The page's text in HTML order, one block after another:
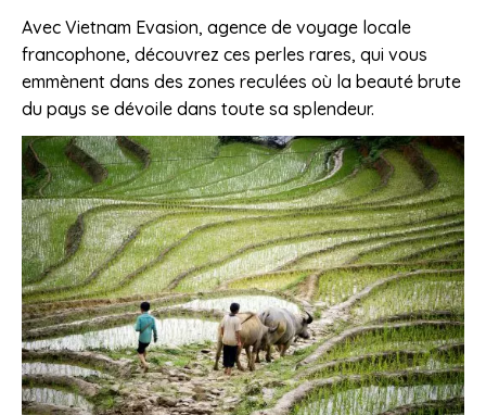
Avec Vietnam Evasion, agence de voyage locale
francophone, découvrez ces perles rares, qui vous
emmènent dans des zones reculées où la beauté brute
du pays se dévoile dans toute sa splendeur.